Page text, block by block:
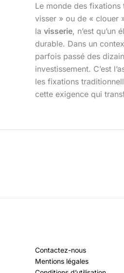
Le monde des fixations
visser » ou de « clouer
la visserie, n’est
durable. Dans un
parfois passé des
investissement. C’est
les fixations
cette exigence qui
Contactez-nous
Mentions légales